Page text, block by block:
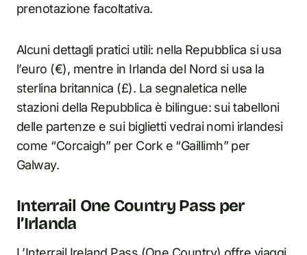
prenotazione facoltativa.
Alcuni dettagli pratici utili: nella Repubblica si usa
l’euro (€), mentre in Irlanda del Nord si usa la
sterlina britannica (£). La segnaletica nelle
stazioni della Repubblica è bilingue: sui tabelloni
delle partenze e sui biglietti vedrai nomi irlandesi
come “Corcaigh” per Cork e “Gaillimh” per
Galway.
Interrail One Country Pass per
l’Irlanda